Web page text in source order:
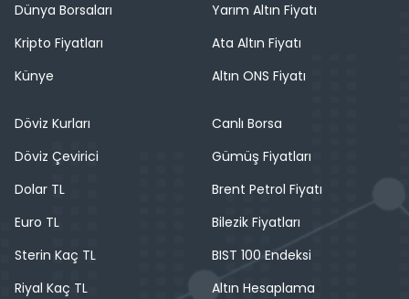
Dünya Borsaları
Kripto Fiyatları
Künye
Yarım Altın Fiyatı
Ata Altın Fiyatı
Altın ONS Fiyatı
Döviz Kurları
Döviz Çevirici
Dolar TL
Euro TL
Sterin Kaç TL
Riyal Kaç TL
Canlı Borsa
Gümüş Fiyatları
Brent Petrol Fiyatı
Bilezik Fiyatları
BIST 100 Endeksi
Altın Hesaplama